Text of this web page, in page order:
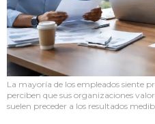
La mayoría de los empleados siente
perciben que sus organizaciones
suelen preceder a los resultados